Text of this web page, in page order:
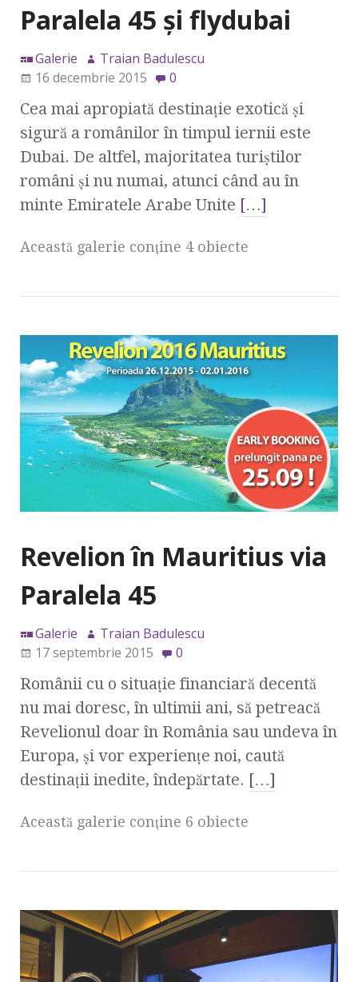
Paralela 45 şi flydubai
Galerie
Traian Badulescu
16 decembrie 2015
0
Cea mai apropiată destinaţie exotică şi
sigură a românilor în timpul iernii este
Dubai. De altfel, majoritatea turiştilor
români şi nu numai, atunci când au în
minte Emiratele Arabe Unite […]
Această galerie conţine 4 obiecte
Revelion în Mauritius via
Paralela 45
Galerie
Traian Badulescu
17 septembrie 2015
0
Românii cu o situaţie financiară decentă
nu mai doresc, în ultimii ani, să petreacă
Revelionul doar în România sau undeva în
Europa, şi vor experienţe noi, caută
destinaţii inedite, îndepărtate. […]
Această galerie conţine 6 obiecte